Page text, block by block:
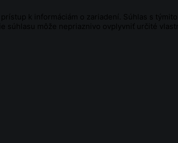
k informáciám o zariadení. Súhlas s
súhlasu môže nepriaznivo ovplyvniť určité